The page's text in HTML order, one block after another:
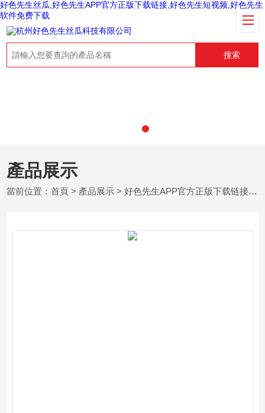
好色先生丝瓜,好色先生APP官方正版下载链接,好色先生短视频,好色先生
软件免费下载
搜索
產品展示
當前位置：首頁 > 產品展示 >好色先生APP官方正版下载链接>